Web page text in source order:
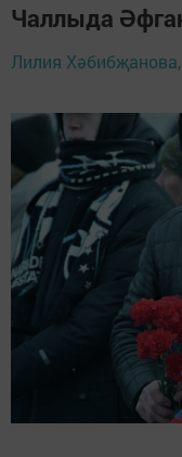
Чаллыда
Лилия Хәбибҗанова,